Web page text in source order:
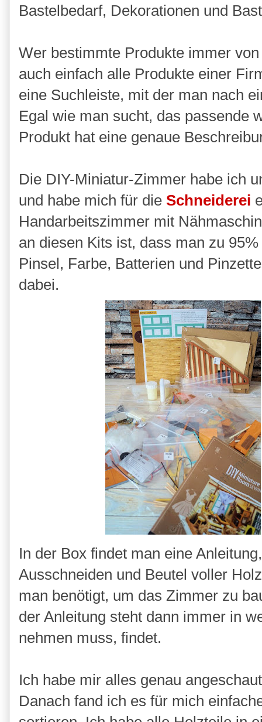
Bastelbedarf, Dekorationen und
Wer bestimmte Produkte immer
auch einfach alle Produkte einer
eine Suchleiste, mit der man nach
Egal wie man sucht, das passende
Produkt hat eine genaue
Die DIY-Miniatur-Zimmer habe ich
und habe mich für die Schneiderei
Handarbeitszimmer mit
an diesen Kits ist, dass man zu
Pinsel, Farbe, Batterien und
dabei.
In der Box findet man eine
Ausschneiden und Beutel voller
man benötigt, um das Zimmer zu
der Anleitung steht dann immer in
nehmen muss, findet.
Ich habe mir alles genau
Danach fand ich es für mich